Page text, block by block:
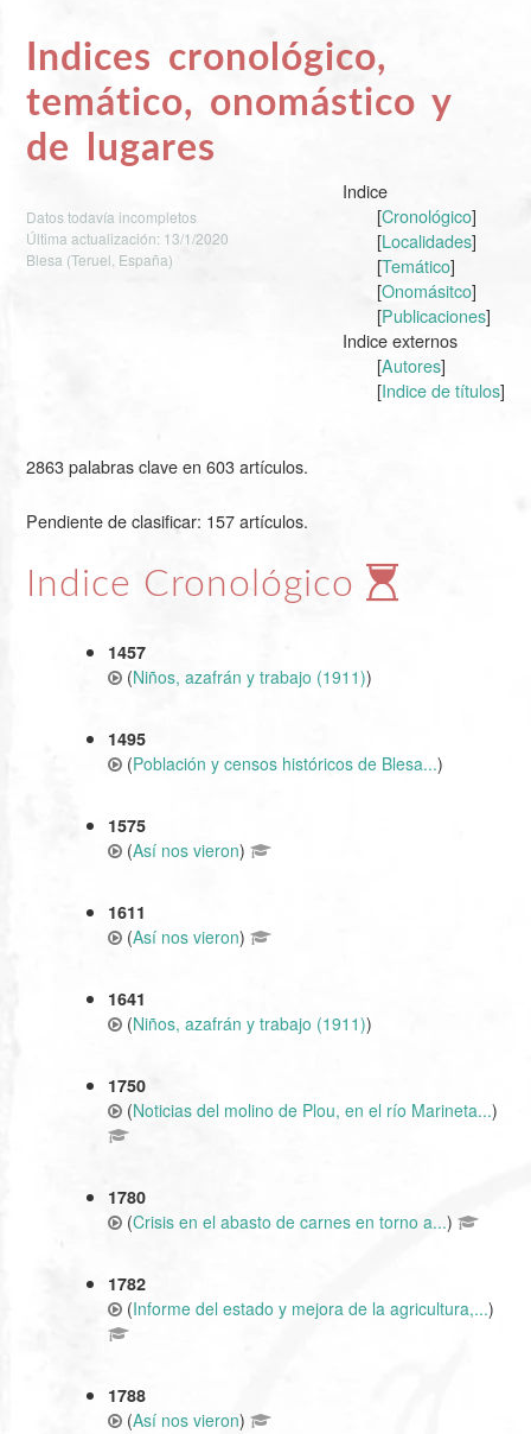
Indices cronológico,
temático, onomástico y
de lugares
Datos todavía incompletos
Última actualización: 13/1/2020
Blesa (Teruel, España)
Indice
[Cronológico]
[Localidades]
[Temático]
[Onomásitco]
[Publicaciones]
Indice externos
[Autores]
[Indice de títulos]
2863 palabras clave en 603 artículos.
Pendiente de clasificar: 157 artículos.
Indice Cronológico
1457
(Niños, azafrán y trabajo (1911))
1495
(Población y censos históricos de Blesa...)
1575
(Así nos vieron)
1611
(Así nos vieron)
1641
(Niños, azafrán y trabajo (1911))
1750
(Noticias del molino de Plou, en el río Marineta...)
1780
(Crisis en el abasto de carnes en torno a...)
1782
(Informe del estado y mejora de la agricultura,...)
1788
(Así nos vieron)